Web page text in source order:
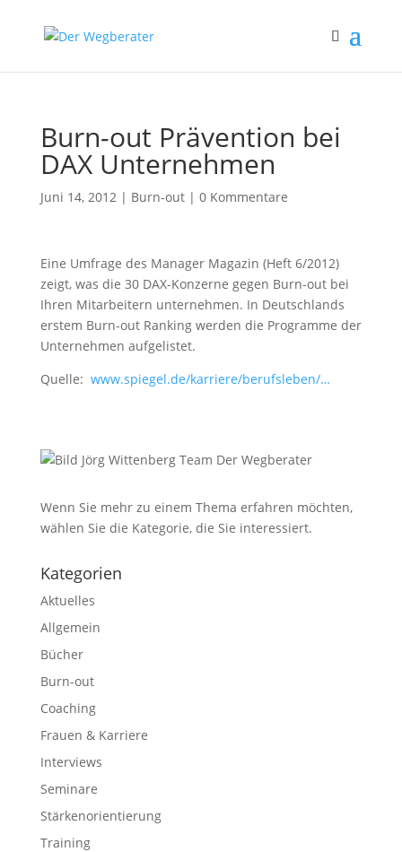
Burn-out Prävention bei
DAX Unternehmen
Juni 14, 2012| Burn-out| 0 Kommentare
Eine Umfrage des Manager Magazin (Heft 6/2012)
zeigt, was die 30 DAX-Konzerne gegen Burn-out bei
Ihren Mitarbeitern unternehmen. In Deutschlands
erstem Burn-out Ranking werden die Programme der
Unternehmen aufgelistet.
Quelle: www.spiegel.de/karriere/berufsleben/…
Wenn Sie mehr zu einem Thema erfahren möchten,
wählen Sie die Kategorie, die Sie interessiert.
Kategorien
Aktuelles
Allgemein
Bücher
Burn-out
Coaching
Frauen & Karriere
Interviews
Seminare
Stärkenorientierung
Training